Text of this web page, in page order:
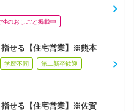
性のおしごと掲載中
せる【住宅営業】※熊本
学歴不問 第二新卒歓迎
せる【住宅営業】※佐賀